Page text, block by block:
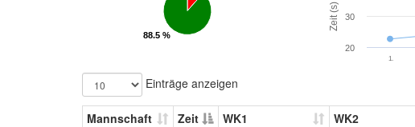
88.5 %
88.5 %
Zeit (s)
1.
20
30
Einträge anzeigen
Mannschaft Zeit WK1 WK2